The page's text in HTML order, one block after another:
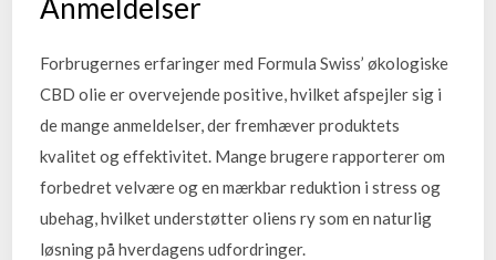
Anmeldelser
Forbrugernes erfaringer med Formula Swiss’ økologiske
CBD olie er overvejende positive, hvilket afspejler sig i
de mange anmeldelser, der fremhæver produktets
kvalitet og effektivitet. Mange brugere rapporterer om
forbedret velvære og en mærkbar reduktion i stress og
ubehag, hvilket understøtter oliens ry som en naturlig
løsning på hverdagens udfordringer.